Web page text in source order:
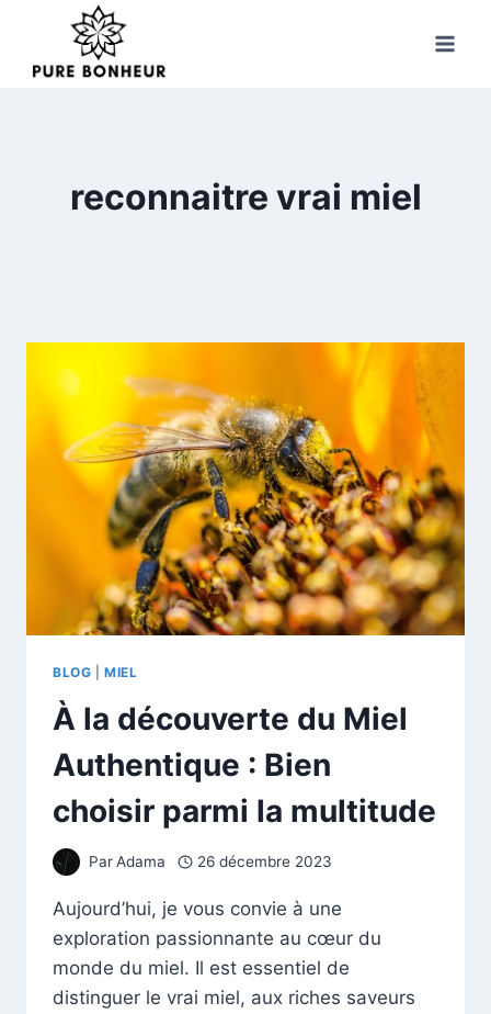
content
reconnaitre vrai miel
BLOG |MIEL
À la découverte du Miel
Authentique : Bien
choisir parmi la multitude
ParAdama 26 décembre 2023
Aujourd’hui, je vous convie à une
exploration passionnante au cœur du
monde du miel. Il est essentiel de
distinguer le vrai miel, aux riches saveurs